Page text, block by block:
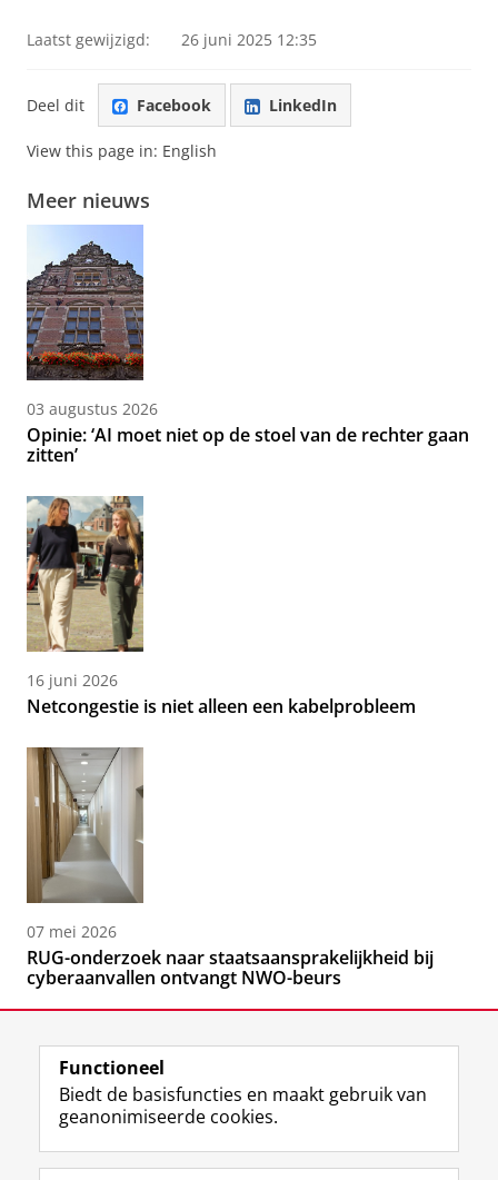
Laatst gewijzigd: 26 juni 2025 12:35
Deel dit Facebook LinkedIn
View this page in: English
Meer nieuws
03 augustus 2026
Opinie: ‘AI moet niet op de stoel van de rechter gaan
zitten’
16 juni 2026
Netcongestie is niet alleen een kabelprobleem
07 mei 2026
RUG-onderzoek naar staatsaansprakelijkheid bij
cyberaanvallen ontvangt NWO-beurs
Volg de RUG
F
L
R I
Y
Functioneel
Biedt de basisfuncties en maakt gebruik van
geanonimiseerde cookies.